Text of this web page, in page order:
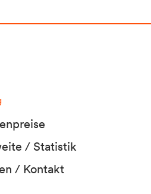
/ Statistik
/ Kontakt